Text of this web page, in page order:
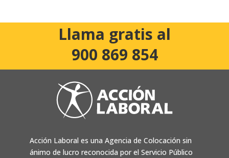
Llama gratis al
900 869 854
Acción Laboral es una Agencia de Colocación sin
ánimo de lucro reconocida por el Servicio Público